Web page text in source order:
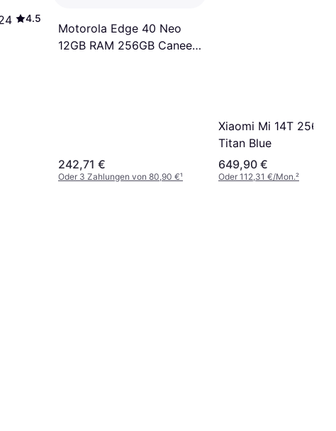
4.5
Motorola Edge 40 Neo
12GB RAM 256GB Caneel
242,71 €
Oder 3 Zahlungen von 80,90 €¹
Xiaomi Mi 14T 256GB
Titan Blue
649,90 €
Oder 112,31 €/Mon.²